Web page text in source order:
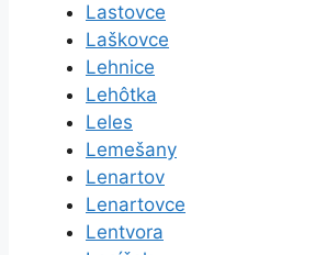
Lastovce
Laškovce
Lehnice
Lehôtka
Leles
Lemešany
Lenartov
Lenartovce
Lentvora